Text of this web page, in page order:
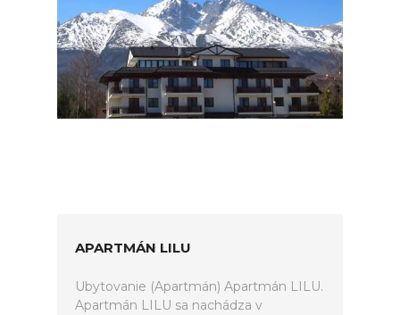
APARTMÁN LILU
Ubytovanie (Apartmán) Apartmán LILU.
Apartmán LILU sa nachádza v